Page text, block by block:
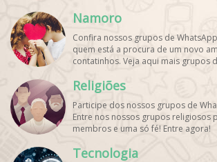
Namoro
Confira nossos grupos de
quem está a procura de um novo
contatinhos. Veja aqui mais grupos
Religiões
Participe dos nossos grupos de
Entre nos nossos grupos religiosos
membros e uma só fé! Entre agora!
Tecnologia